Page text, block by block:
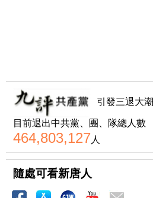
引發三退大潮
目前退出中共黨、團、隊總人數
464,803,127人
隨處可看新唐人